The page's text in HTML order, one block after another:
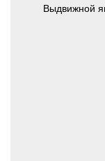
Выдвижной